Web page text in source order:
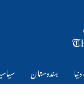
ہندوستان